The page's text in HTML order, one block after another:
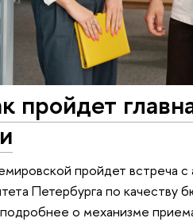
пройдет
пройдет встреча
Петербурга по качеству
о механизме